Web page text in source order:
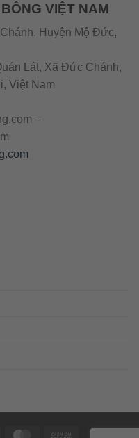
VIỆT NAM
Huyện Mộ Đức,
Lát, Xã Đức Chánh,
Việt Nam
–